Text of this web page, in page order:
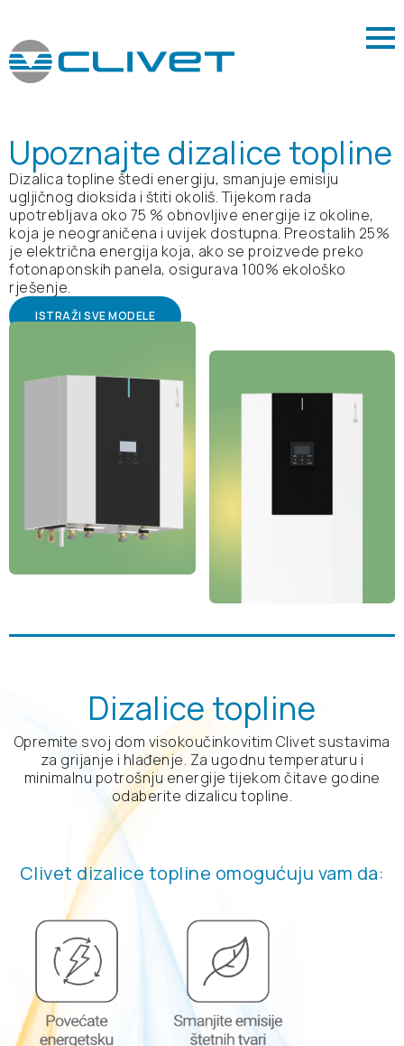
Upoznajte dizalice topline
Dizalica topline štedi energiju, smanjuje emisiju
ugljičnog dioksida i štiti okoliš. Tijekom rada
upotrebljava oko 75 % obnovljive energije iz okoline,
koja je neograničena i uvijek dostupna. Preostalih 25%
je električna energija koja, ako se proizvede preko
fotonaponskih panela, osigurava 100% ekološko
rješenje.
ISTRAŽI SVE MODELE
Dizalice topline
Opremite svoj dom visokoučinkovitim Clivet sustavima
za grijanje i hlađenje. Za ugodnu temperaturu i
minimalnu potrošnju energije tijekom čitave godine
odaberite dizalicu topline.
Clivet dizalice topline omogućuju vam da: